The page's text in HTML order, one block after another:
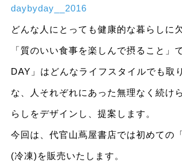
daybyday__2016
どんな人にとっても健康的な暮らしに
「質のいい食事を楽しんで摂ること」
DAY」はどんなライフスタイルでも取
な、人それぞれにあった無理なく続け
らしをデザインし、提案します。
今回は、代官山蔦屋書店では初めての
(冷凍)を販売いたします。